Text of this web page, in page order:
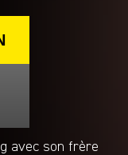
avec son frère